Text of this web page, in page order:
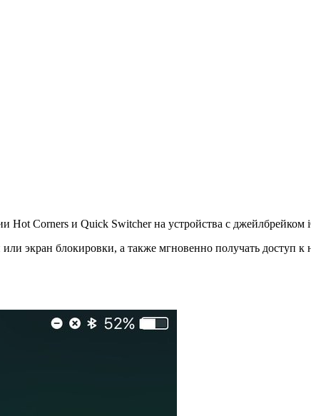
Hot Corners и Quick Switcher на устройства с джейлбрейком
экран блокировки, а также мгновенно получать доступ